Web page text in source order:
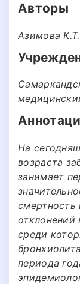
Авторы
Азимова
На
возраста
занимает
отклонений
среди
периода